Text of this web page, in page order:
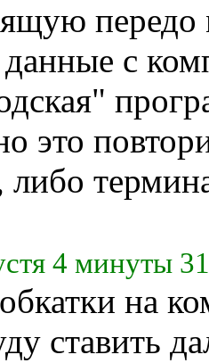
передо
с
это
либо
4 минуты
на
ставить